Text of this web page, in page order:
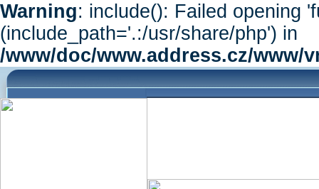
Warning: include(): Failed opening
(include_path='.:/usr/share/php') in
/www/doc/www.address.cz/www/